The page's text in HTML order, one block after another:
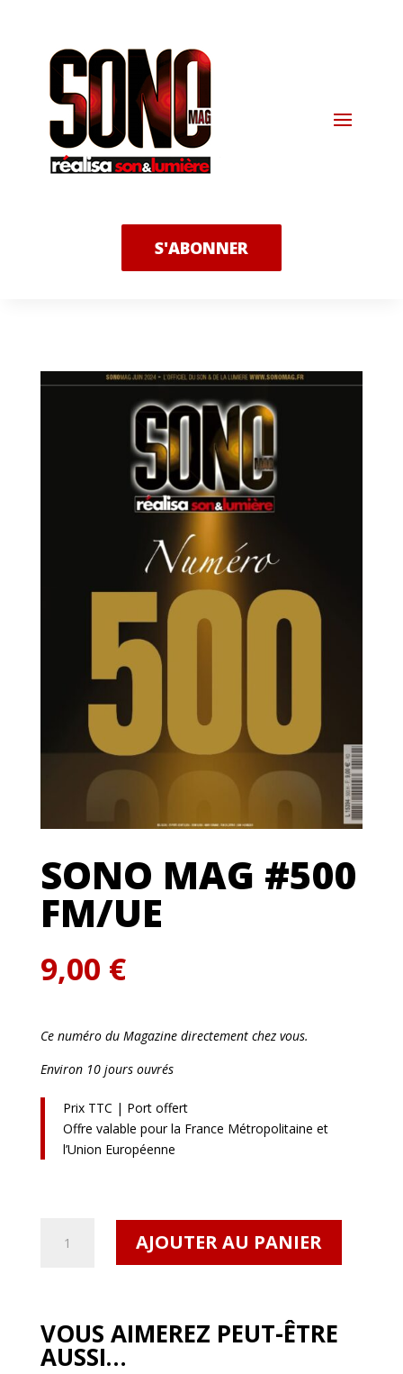
S'ABONNER
SONO MAG #500
FM/UE
9,00 €
Ce numéro du Magazine directement chez vous.
Environ 10 jours ouvrés
Prix TTC | Port offert
Offre valable pour la France Métropolitaine et
l’Union Européenne
FM/UE
AJOUTER AU PANIER
VOUS AIMEREZ PEUT-ÊTRE
AUSSI…